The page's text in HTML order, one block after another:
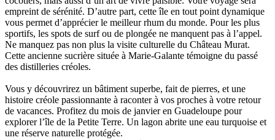
empreint de sérénité. D’autre part, cette île en tout point dynamique
vous permet d’apprécier le meilleur rhum du monde. Pour les plus
sportifs, les spots de surf ou de plongée ne manquent pas à l’appel.
Ne manquez pas non plus la visite culturelle du Château Murat.
Cette ancienne sucrière située à Marie-Galante témoigne du passé
des distilleries créoles.
Vous y découvrirez un bâtiment superbe, fait de pierres, et une
histoire créole passionnante à raconter à vos proches à votre retour
de vacances. Profitez du mois de janvier en Guadeloupe pour
explorer l’île de la Petite Terre. Un lagon abrite une eau turquoise et
une réserve naturelle protégée.